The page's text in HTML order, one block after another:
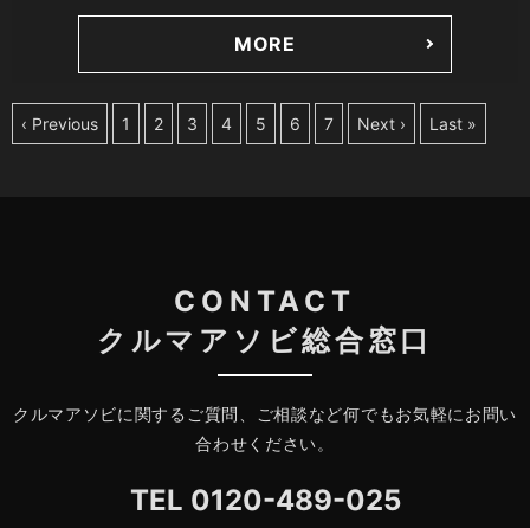
MORE
‹ Previous 1 2 3 4 5 6 7 Next › Last »
CONTACT
クルマアソビ総合窓口
クルマアソビに関するご質問、ご相談など何でもお気軽にお問い
合わせください。
TEL 0120-489-025